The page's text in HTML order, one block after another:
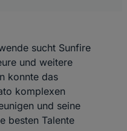
sucht Sunfire
und weitere
konnte das
komplexen
und seine
besten Talente